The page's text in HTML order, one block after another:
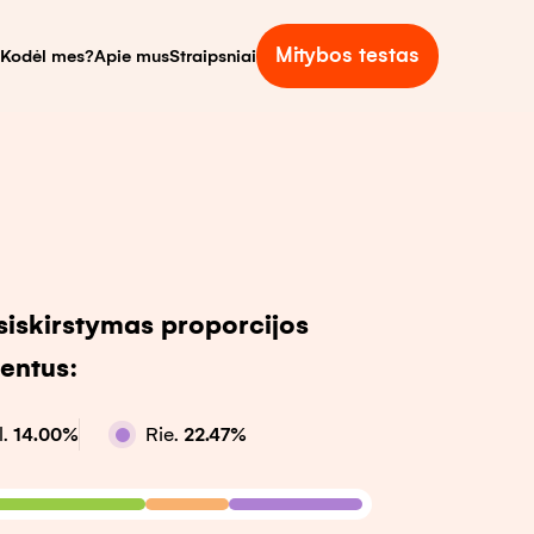
Kodėl mes?Apie musStraipsniai Mitybos testas
proporcijos
14.00% Rie. 22.47%